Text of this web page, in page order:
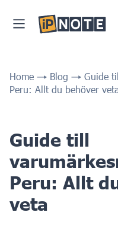
Home Blog
Guide
Peru: Allt du behöver
Guide till
Peru: Allt
veta